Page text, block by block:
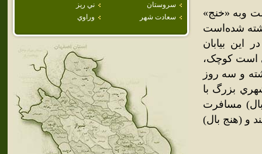
سروستان
ني ريز
سعادت شهر
وراوي
وبه «خنج»
شده‌است
بيابان
است کوچک،
و سه روز
بزرگ با
مسافرت
و (هنج بال)